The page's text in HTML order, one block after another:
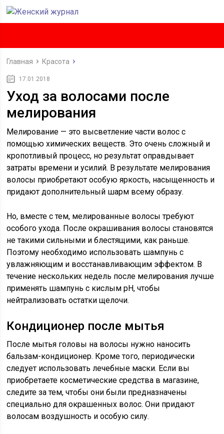
Главная Красота
17.01.2018
Уход за волосами после
мелирования
Мелирование — это высветление части волос с
помощью химических веществ. Это очень сложный и
кропотливый процесс, но результат оправдывает
затраты времени и усилий. В результате мелирования
волосы приобретают особую яркость, насыщенность и
придают дополнительный шарм всему образу.
Но, вместе с тем, мелированные волосы требуют
особого ухода. После окрашивания волосы становятся
не такими сильными и блестящими, как раньше.
Поэтому необходимо использовать шампунь с
увлажняющим и восстанавливающим эффектом. В
течение нескольких недель после мелирования лучше
применять шампунь с кислым pH, чтобы
нейтрализовать остатки щелочи.
Кондиционер после мытья
После мытья головы на волосы нужно наносить
бальзам-кондиционер. Кроме того, периодически
следует использовать лечебные маски. Если вы
приобретаете косметические средства в магазине,
следите за тем, чтобы они были предназначены
специально для окрашенных волос. Они придают
волосам воздушность и особую силу.